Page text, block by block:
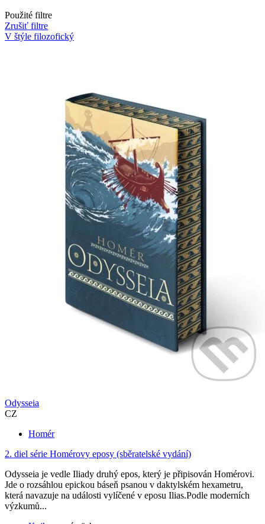
Použité filtre
Zrušiť filtre
V štýle filozofický
Odysseia
CZ
Homér
2. diel série Homérovy eposy (sběratelské vydání)
Odysseia je vedle Iliady druhý epos, který je připisován Homérovi.
Jde o rozsáhlou epickou báseň psanou v daktylském hexametru,
která navazuje na události vylíčené v eposu Ilias.Podle moderních
výzkumů...